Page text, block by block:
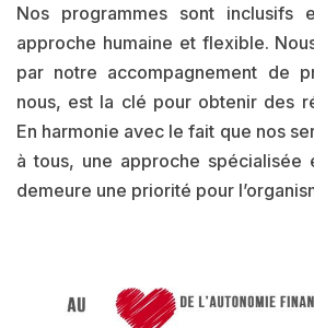
Nos programmes sont inclusifs
approche humaine et flexible.
par notre accompagnement de
nous, est la clé pour obtenir des
En harmonie avec le fait que nos
à tous, une approche spécialisée
demeure une priorité pour